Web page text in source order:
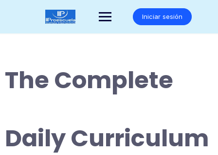
Iniciar sesión
The Complete
Daily Curriculum